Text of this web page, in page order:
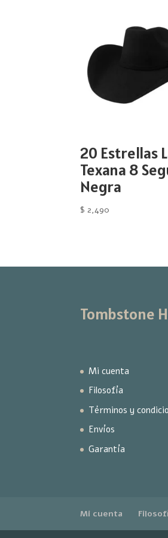
20 Estrellas
Texana 8
Negra
$ 2,490
Tombstone
Mi cuenta
Filosofía
Términos y
Envíos
Garantía
Mi cuenta